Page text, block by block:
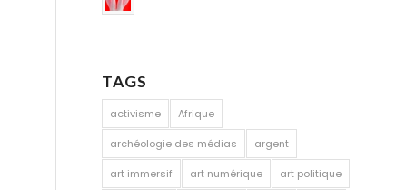
TAGS
activisme Afrique
archéologie des médias argent
art immersif art numérique art politique